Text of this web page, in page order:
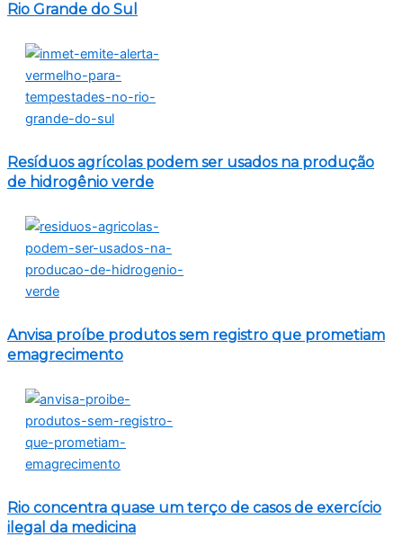
Rio Grande do Sul
Resíduos agrícolas podem ser usados na produção
de hidrogênio verde
Anvisa proíbe produtos sem registro que prometiam
emagrecimento
Rio concentra quase um terço de casos de exercício
ilegal da medicina